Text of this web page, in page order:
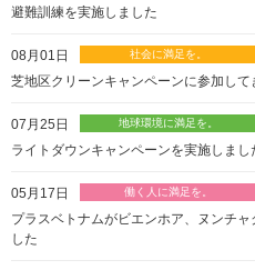
避難訓練を実施しました
08月01日
芝地区クリーンキャンペーンに参加して
07月25日
ライトダウンキャンペーンを実施しまし
05月17日
プラスベトナムがビエンホア、ヌンチ
した